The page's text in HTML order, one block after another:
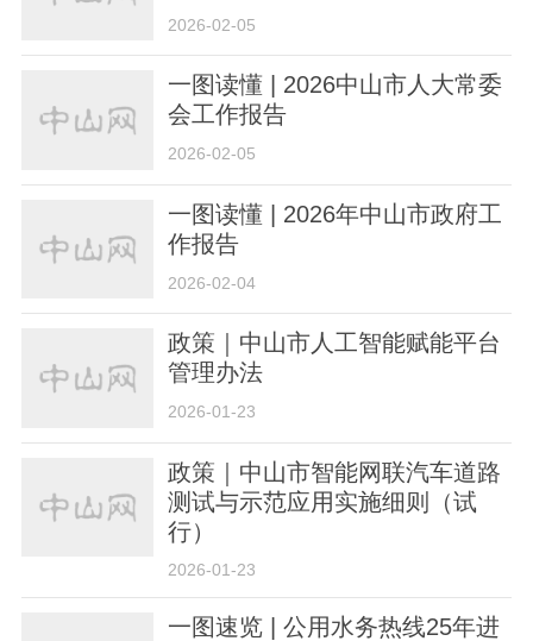
关于我们 版权声明
2026-02-05
一图读懂 | 2026中山市人大常委
会工作报告
2026-02-05
一图读懂 | 2026年中山市政府工
作报告
2026-02-04
政策｜中山市人工智能赋能平台
管理办法
2026-01-23
政策｜中山市智能网联汽车道路
测试与示范应用实施细则（试
行）
2026-01-23
一图速览 | 公用水务热线25年进